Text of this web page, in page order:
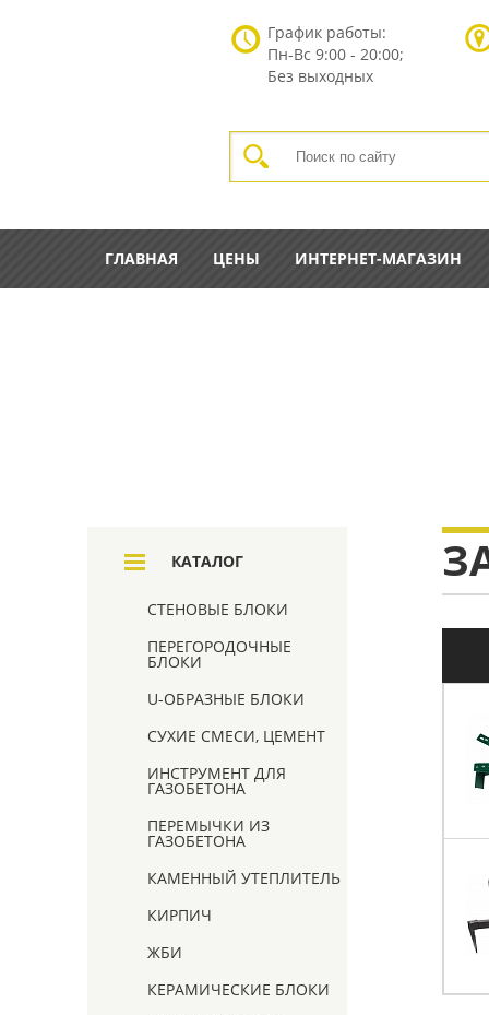
График работы:
Пн-Вс 9:00 - 20:00;
Без выходных
ГЛАВНАЯ ЦЕНЫ ИНТЕРНЕТ-МАГАЗИН
КАТАЛОГ
СТЕНОВЫЕ БЛОКИ
ПЕРЕГОРОДОЧНЫЕ
БЛОКИ
U-ОБРАЗНЫЕ БЛОКИ
СУХИЕ СМЕСИ, ЦЕМЕНТ
ИНСТРУМЕНТ ДЛЯ
ГАЗОБЕТОНА
ПЕРЕМЫЧКИ ИЗ
ГАЗОБЕТОНА
КАМЕННЫЙ УТЕПЛИТЕЛЬ
КИРПИЧ
ЖБИ
КЕРАМИЧЕСКИЕ БЛОКИ